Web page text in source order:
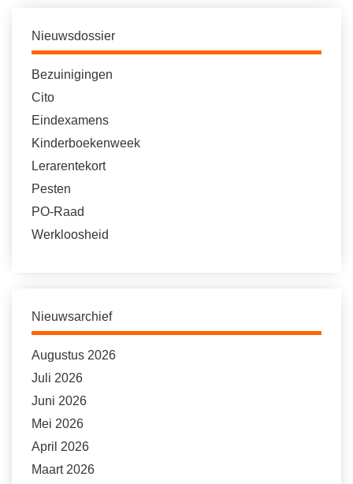
Nieuwsdossier
Bezuinigingen
Cito
Eindexamens
Kinderboekenweek
Lerarentekort
Pesten
PO-Raad
Werkloosheid
Nieuwsarchief
Augustus 2026
Juli 2026
Juni 2026
Mei 2026
April 2026
Maart 2026